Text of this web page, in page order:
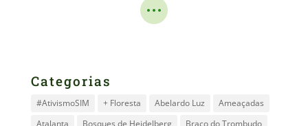
Categorias
#AtivismoSIM + Floresta Abelardo Luz
Ameaçadas
Atalanta
Bosques de Heidelberg
Braço do Trombudo